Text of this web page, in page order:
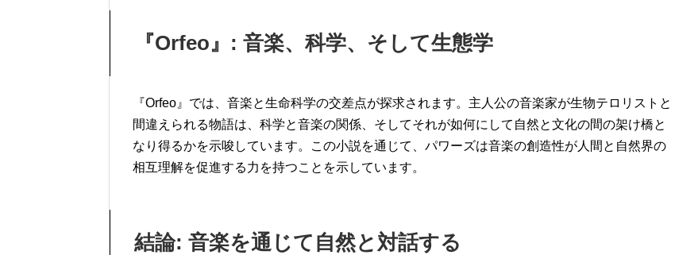
『Orfeo』: 音楽、科学、そして生態学
『Orfeo』では、音楽と生命科学の交差点が探求されます。主人公の音楽家が生物テロリストと
間違えられる物語は、科学と音楽の関係、そしてそれが如何にして自然と文化の間の架け橋と
なり得るかを示唆しています。この小説を通じて、パワーズは音楽の創造性が人間と自然界の
相互理解を促進する力を持つことを示しています。
結論: 音楽を通じて自然と対話する